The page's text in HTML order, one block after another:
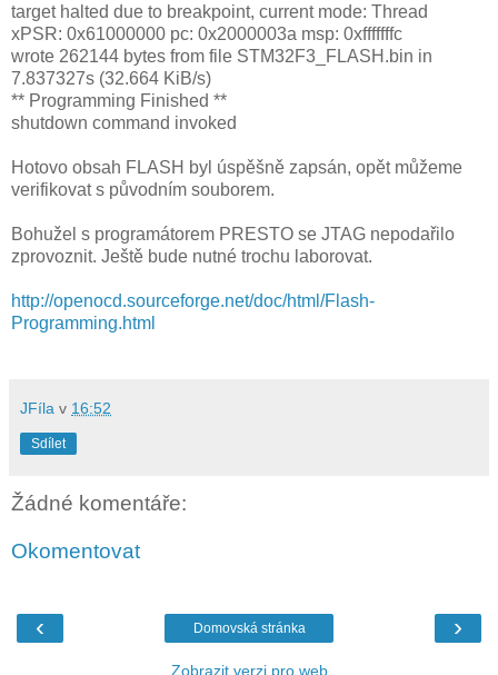
target halted due to breakpoint, current mode: Thread
xPSR: 0x61000000 pc: 0x2000003a msp: 0xfffffffc
wrote 262144 bytes from file STM32F3_FLASH.bin in
7.837327s (32.664 KiB/s)
** Programming Finished **
shutdown command invoked
Hotovo obsah FLASH byl úspěšně zapsán, opět můžeme
verifikovat s původním souborem.
Bohužel s programátorem PRESTO se JTAG nepodařilo
zprovoznit. Ještě bude nutné trochu laborovat.
http://openocd.sourceforge.net/doc/html/Flash-
Programming.html
JFíla v 16:52
Sdílet
Žádné komentáře:
Okomentovat
‹ ›
Domovská stránka
Zobrazit verzi pro web